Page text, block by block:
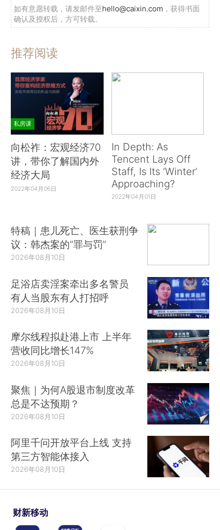
如有意愿转载，请发邮件至hello@caixin.com ，获得书面
确认及授权后，方可转载。
推荐阅读
私房课
向松祚：宏观经济70
讲，带你了解国内外
经济大局
2022年04月06日
In Depth: As
Tencent Lays Off
Staff, Is Its ‘Winter’
Approaching?
2022年04月01日
特稿｜患儿死亡、医生获刑争
议：韩杰案的“罪与罚”
2026年08月10日
足浴店卖淫案牵出多名警员
有人当股东有人打招呼
2026年08月10日
摩尔线程拟赴港上市 上半年
营收同比增长147%
2026年08月10日
聚焦｜为何A股退市制度改革
总是不达预期？
2026年08月10日
阿里千问开放平台上线 支持
第三方智能体接入
2026年08月10日
财新移动